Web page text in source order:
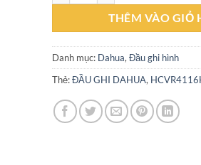
THÊM VÀO GIỎ
Danh mục: Dahua,Đầu ghi hình
Thẻ:ĐẦU GHI DAHUA,